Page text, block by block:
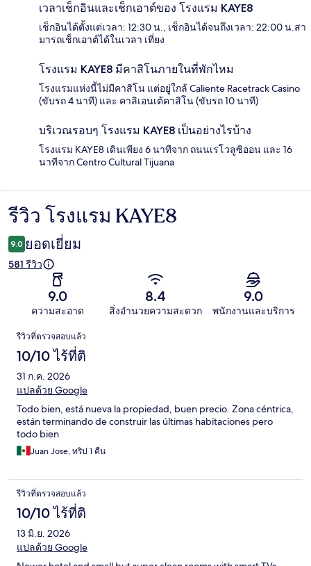
เวลาเช็กอินและเช็กเอาต์ของ โรงแรม KAYE8
เช็กอินได้ตั้งแต่เวลา: 12:30 น., เช็กอินได้จนถึงเวลา: 22:00 น.สา
มารถเช็กเอาต์ได้ในเวลา เที่ยง
โรงแรม KAYE8 มีคาสิโนภายในที่พักไหม
โรงแรมแห่งนี้ไม่มีคาสิโน แต่อยู่ใกล้ Caliente Racetrack Casino
(ขับรถ 4 นาที) และ คาลิเอนเต้คาสิโน (ขับรถ 10 นาที)
บริเวณรอบๆ โรงแรม KAYE8 เป็นอย่างไรบ้าง
โรงแรม KAYE8 เดินเพียง 6 นาทีจาก ถนนเรโวลูซิออน และ 16
นาทีจาก Centro Cultural Tijuana
รีวิว
รีวิว โรงแรม KAYE8
9.0 ยอดเยี่ยม
581 รีวิว
9.0
ความสะอาด
8.4
สิ่งอำนวยความสะดวก
9.0
พนักงานและบริการ
รีวิว
รีวิวที่ตรวจสอบแล้ว
10/10 ไร้ที่ติ
31 ก.ค. 2026
แปลด้วย Google
Todo bien, está nueva la propiedad, buen precio. Zona céntrica,
están terminando de construir las últimas habitaciones pero
todo bien
Juan Jose, ทริป 1 คืน
รีวิวที่ตรวจสอบแล้ว
10/10 ไร้ที่ติ
13 มิ.ย. 2026
แปลด้วย Google